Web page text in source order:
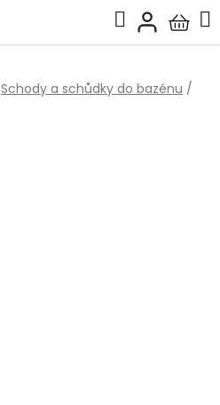
Hledat
košík
Schody a schůdky do bazénu /